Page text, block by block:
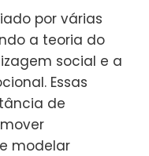
por várias
a teoria do
social e a
Essas
de
modelar